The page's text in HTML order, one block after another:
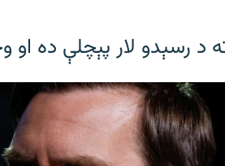
د رسېدو لار پېچلې ده او